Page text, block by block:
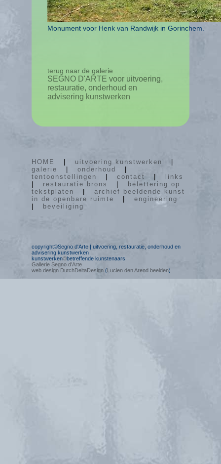
Monument voor Henk van Randwijk in Gorinchem.
terug naar de galerie
SEGNO D'ARTE voor uitvoering,
restauratie, onderhoud en
advisering kunstwerken
HOME uitvoering kunstwerken
galerie
onderhoud
tentoonstellingen
contact
links
restauratie brons
belettering op
tekstplaten
archief beeldende kunst
in de openbare ruimte
engineering
beveiliging
copyright©Segno d'Arte | uitvoering, restauratie, onderhoud en
advisering kunstwerken
kunstwerken©betreffende kunstenaars
Gallerie Segno d'Arte
web design DutchDeltaDesign (Lucien den Arend beelden)